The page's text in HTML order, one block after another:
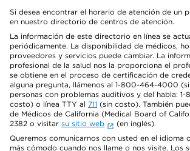
Si desea encontrar el horario de atención de un
en nuestro directorio de centros de atención.
La información de este directorio en línea se
periódicamente. La disponibilidad de médicos,
proveedores y servicios puede cambiar. La
profesional de la salud nos la proporciona el
se obtiene en el proceso de certificación de
alguna pregunta, llámenos al 1-800-464-4000
personas con problemas auditivos y del habla:
costo) o línea TTY al 711 (sin costo). También
de Médicos de California (Medical Board of
2382 o visitar su sitio web
(en inglés).
Queremos comunicarnos con usted en el idioma
más cómodo cuando nos llame o nos visite. Los